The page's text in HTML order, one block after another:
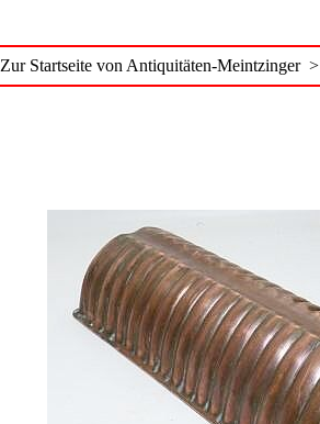
Zur Startseite von Antiquitäten-Meintzinger >